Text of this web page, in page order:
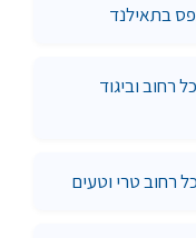
בתאילנד
רחוב וביגוד
רחוב טרי וטעים